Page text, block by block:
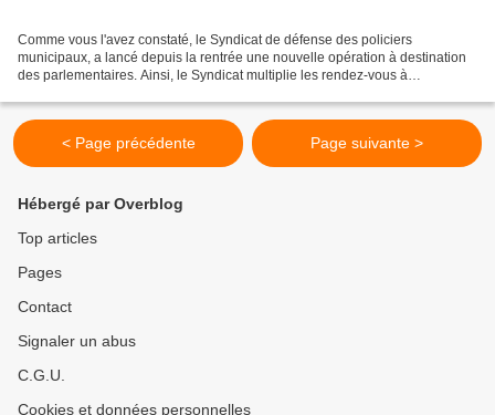
Comme vous l'avez constaté, le Syndicat de défense des policiers
municipaux, a lancé depuis la rentrée une nouvelle opération à destination
des parlementaires. Ainsi, le Syndicat multiplie les rendez-vous à
< Page précédente Page suivante >
Hébergé par Overblog
Top articles
Pages
Contact
Signaler un abus
C.G.U.
Cookies et données personnelles